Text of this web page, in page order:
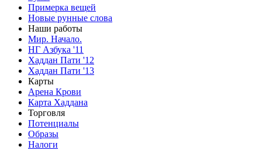
Примерка вещей
Новые рунные слова
Наши работы
Мир. Начало.
НГ Азбука '11
Хаддан Пати '12
Хаддан Пати '13
Карты
Арена Крови
Карта Хаддана
Торговля
Потенциалы
Образы
Налоги